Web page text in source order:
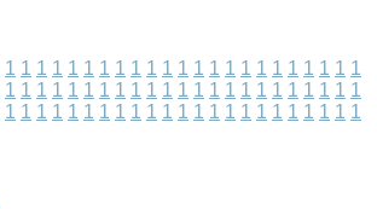
1 1 1 1 1 1 1 1 1 1 1 1 1 1 1 1 1 1 1 1 1 1 1
1 1 1 1 1 1 1 1 1 1 1 1 1 1 1 1 1 1 1 1 1 1 1
1 1 1 1 1 1 1 1 1 1 1 1 1 1 1 1 1 1 1 1 1 1 1